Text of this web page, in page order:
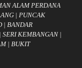
ALAM PERDANA
| PUNCAK
| BANDAR
| SERI KEMBANGAN |
| BUKIT